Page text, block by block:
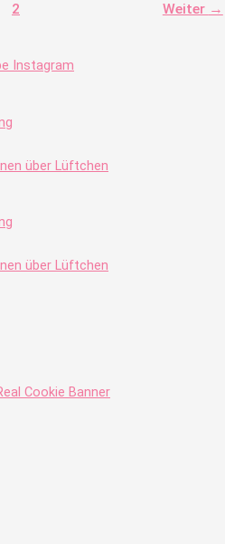
2 Weiter →
Instagram
über Lüftchen
über Lüftchen
Cookie Banner